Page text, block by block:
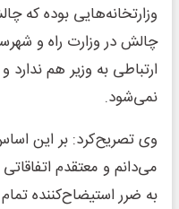
وزارتخانه‌هایی بوده که
چالش در وزارت راه و
ارتباطی به وزیر هم
نمی‌شود.
وی تصریح‌کرد: بر این
می‌دانم و معتقدم
به ضرر استیضاح‌کننده